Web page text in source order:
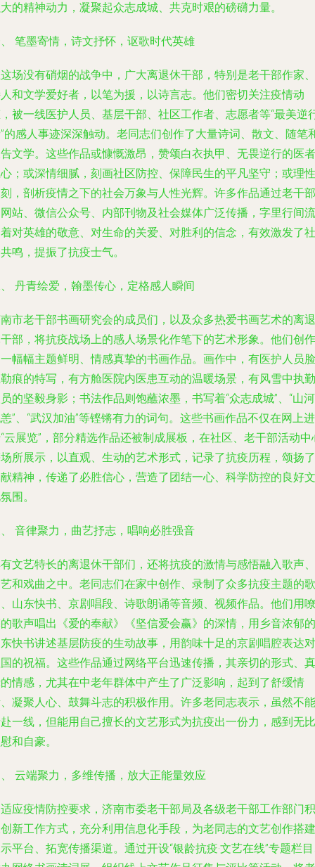
的精神动力，凝聚起众志成城、共克时艰的磅礴力量。
笔墨寄情，诗文抒怀，讴歌时代英雄
场没有硝烟的战争中，广大离退休干部，特别是老干部作家、
和文学爱好者，以笔为援，以诗言志。他们密切关注疫情动
被一线医护人员、基层干部、社区工作者、志愿者等“最美逆
的感人事迹深深触动。老同志们创作了大量诗词、散文、随笔
文学。这些作品或慷慨激昂，赞颂白衣执甲、无畏逆行的医者
；或深情细腻，刻画社区防控、保障民生的平凡坚守；或理性
，剖析疫情之下的社会万象与人性光辉。许多作品通过老干部
站、微信公众号、内部刊物及社会媒体广泛传播，字里行间流
对英雄的敬意、对生命的关爱、对胜利的信念，有效激发了社
鸣，提振了抗疫士气。
丹青绘爱，翰墨传心，定格感人瞬间
市老干部书画研究会的成员们，以及众多热爱书画艺术的离退
部，将抗疫战场上的感人场景化作笔下的艺术形象。他们创作
幅幅主题鲜明、情感真挚的书画作品。画作中，有医护人员脸
痕的特写，有方舱医院内医患互动的温暖场景，有风雪中执勤
的坚毅身影；书法作品则饱蘸浓墨，书写着“众志成城”、“山河
”、“武汉加油”等铿锵有力的词句。这些书画作品不仅在网上进
云展览”，部分精选作品还被制成展板，在社区、老干部活动中
所展示，以直观、生动的艺术形式，记录了抗疫历程，颂扬了
精神，传递了必胜信心，营造了团结一心、科学防控的良好文
围。
音律聚力，曲艺抒志，唱响必胜强音
文艺特长的离退休干部们，还将抗疫的激情与感悟融入歌声、
和戏曲之中。老同志们在家中创作、录制了众多抗疫主题的歌
山东快书、京剧唱段、诗歌朗诵等音频、视频作品。他们用嘹
歌声唱出《爱的奉献》《坚信爱会赢》的深情，用乡音浓郁的
快书讲述基层防疫的生动故事，用韵味十足的京剧唱腔表达对
的祝福。这些作品通过网络平台迅速传播，其亲切的形式、真
情感，尤其在中老年群体中产生了广泛影响，起到了舒缓情
凝聚人心、鼓舞斗志的积极作用。许多老同志表示，虽然不能
一线，但能用自己擅长的文艺形式为抗疫出一份力，感到无比
和自豪。
云端聚力，多维传播，放大正能量效应
应疫情防控要求，济南市委老干部局及各级老干部工作部门积
新工作方式，充分利用信息化手段，为老同志的文艺创作搭建
平台、拓宽传播渠道。通过开设“银龄抗疫·文艺在线”专题栏